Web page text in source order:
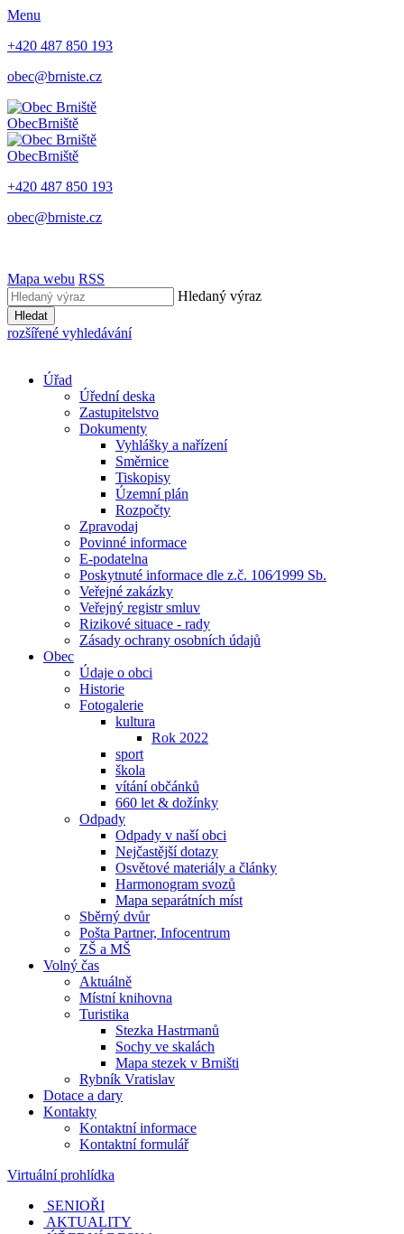
Menu
+420 487 850 193
obec@brniste.cz
ObecBrniště
ObecBrniště
+420 487 850 193
obec@brniste.cz
Mapa webu RSS
Hledaný výraz
Hledat
rozšířené vyhledávání
Úřad
Úřední deska
Zastupitelstvo
Dokumenty
Vyhlášky a nařízení
Směrnice
Tiskopisy
Územní plán
Rozpočty
Zpravodaj
Povinné informace
E-podatelna
Poskytnuté informace dle z.č. 106⁄1999 Sb.
Veřejné zakázky
Veřejný registr smluv
Rizikové situace - rady
Zásady ochrany osobních údajů
Obec
Údaje o obci
Historie
Fotogalerie
kultura
Rok 2022
sport
škola
vítání občánků
660 let & dožínky
Odpady
Odpady v naší obci
Nejčastější dotazy
Osvětové materiály a články
Harmonogram svozů
Mapa separátních míst
Sběrný dvůr
Pošta Partner, Infocentrum
ZŠ a MŠ
Volný čas
Aktuálně
Místní knihovna
Turistika
Stezka Hastrmanů
Sochy ve skalách
Mapa stezek v Brništi
Rybník Vratislav
Dotace a dary
Kontakty
Kontaktní informace
Kontaktní formulář
Virtuální prohlídka
SENIOŘI
AKTUALITY